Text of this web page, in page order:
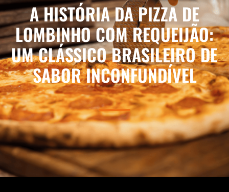
A HISTÓRIA DA PIZZA DE
LOMBINHO COM REQUEIJÃO:
UM CLÁSSICO BRASILEIRO DE
SABOR INCONFUNDÍVEL